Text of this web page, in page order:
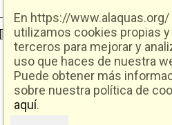
En https://www.alaquas.org/
utilizamos cookies propias y
terceros para mejorar y
uso que haces de nuestra
Puede obtener más
sobre nuestra política de
aquí.
Ajuntament d'Alaquàs
Ajuntament
C/. Major 88. CP:
Tel.: 96 151 94 00 |